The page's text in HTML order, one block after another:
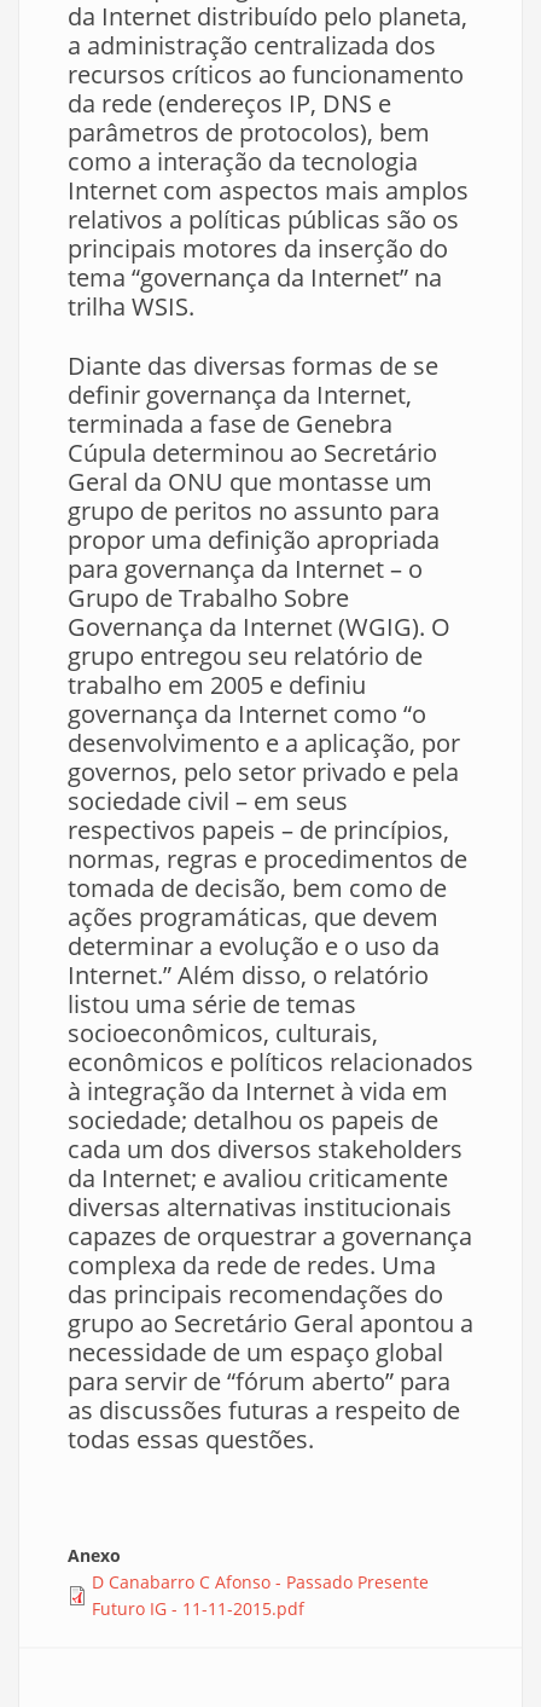
da Internet distribuído pelo planeta,
a administração centralizada dos
recursos críticos ao funcionamento
da rede (endereços IP, DNS e
parâmetros de protocolos), bem
como a interação da tecnologia
Internet com aspectos mais amplos
relativos a políticas públicas são os
principais motores da inserção do
tema “governança da Internet” na
trilha WSIS.
Diante das diversas formas de se
definir governança da Internet,
terminada a fase de Genebra
Cúpula determinou ao Secretário
Geral da ONU que montasse um
grupo de peritos no assunto para
propor uma definição apropriada
para governança da Internet – o
Grupo de Trabalho Sobre
Governança da Internet (WGIG). O
grupo entregou seu relatório de
trabalho em 2005 e definiu
governança da Internet como “o
desenvolvimento e a aplicação, por
governos, pelo setor privado e pela
sociedade civil – em seus
respectivos papeis – de princípios,
normas, regras e procedimentos de
tomada de decisão, bem como de
ações programáticas, que devem
determinar a evolução e o uso da
Internet.” Além disso, o relatório
listou uma série de temas
socioeconômicos, culturais,
econômicos e políticos relacionados
à integração da Internet à vida em
sociedade; detalhou os papeis de
cada um dos diversos stakeholders
da Internet; e avaliou criticamente
diversas alternativas institucionais
capazes de orquestrar a governança
complexa da rede de redes. Uma
das principais recomendações do
grupo ao Secretário Geral apontou a
necessidade de um espaço global
para servir de “fórum aberto” para
as discussões futuras a respeito de
todas essas questões.
Anexo
D Canabarro C Afonso - Passado Presente
Futuro IG - 11-11-2015.pdf